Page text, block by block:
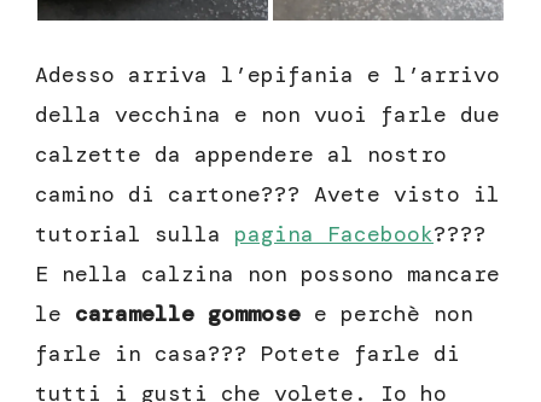
Adesso arriva l’epifania e l’arrivo
della vecchina e non vuoi farle due
calzette da appendere al nostro
camino di cartone??? Avete visto il
tutorial sulla pagina Facebook????
E nella calzina non possono mancare
le caramelle gommose e perchè non
farle in casa??? Potete farle di
tutti i gusti che volete. Io ho